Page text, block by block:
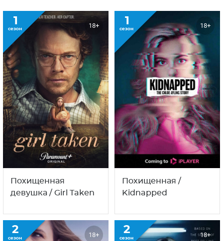
1
сезон 18+
Похищенная
девушка / Girl Taken
1
сезон 18+
Похищенная /
Kidnapped
2
сезон 18+ 2
сезон 18+